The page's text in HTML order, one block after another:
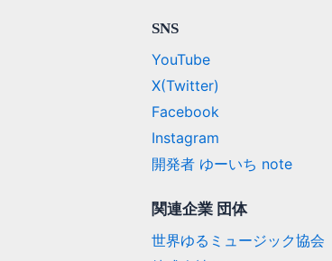
SNS
YouTube
X(Twitter)
Facebook
Instagram
開発者 ゆーいち note
関連企業 団体
世界ゆるミュージック協会